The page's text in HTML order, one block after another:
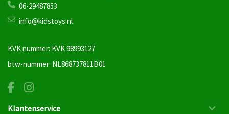
06-29487853
info@kidstoys.nl
KVK nummer: KVK 98993127
btw-nummer: NL868737811B01
Klantenservice